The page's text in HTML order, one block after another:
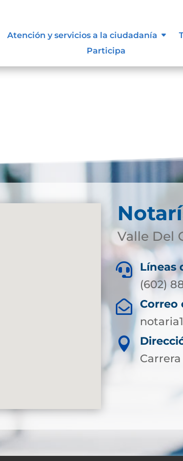
Atención y servicios a la ciudadanía
Participa
para tomar
Valle Del

Líneas
(602)
 Correo

Carrera